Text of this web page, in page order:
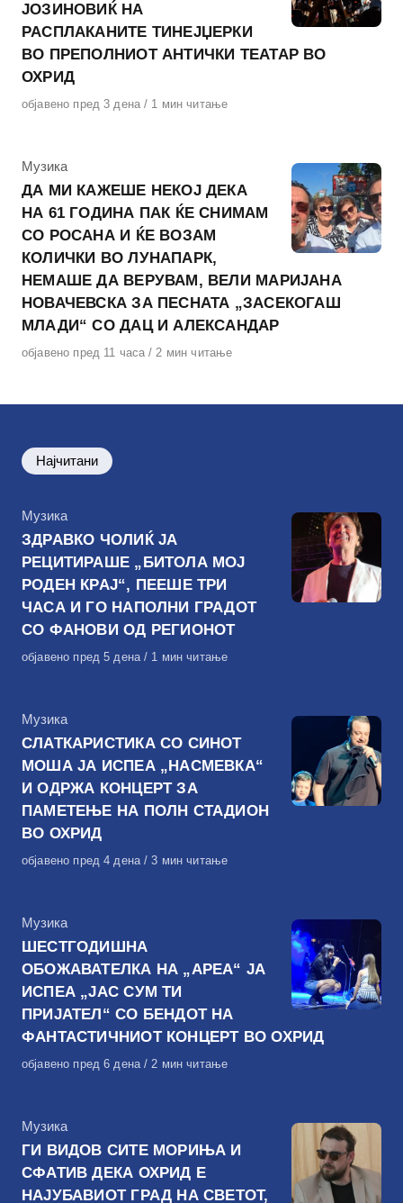
ЈОЗИНОВИЌ НА
РАСПЛАКАНИТЕ ТИНЕЈЏЕРКИ
ВО ПРЕПОЛНИОТ АНТИЧКИ ТЕАТАР ВО
ОХРИД
Објавено
објавено пред 3 дена 1 мин читање
КАтегорија
Музика
ДА МИ КАЖЕШЕ НЕКОЈ ДЕКА
НА 61 ГОДИНА ПАК ЌЕ СНИМАМ
СО РОСАНА И ЌЕ ВОЗАМ
КОЛИЧКИ ВО ЛУНАПАРК,
НЕМАШЕ ДА ВЕРУВАМ, ВЕЛИ МАРИЈАНА
НОВАЧЕВСКА ЗА ПЕСНАТА „ЗАСЕКОГАШ
МЛАДИ“ СО ДАЦ И АЛЕКСАНДАР
Објавено
објавено пред 11 часа 2 мин читање
Најчитани
КАтегорија
Музика
ЗДРАВКО ЧОЛИЌ ЈА
РЕЦИТИРАШЕ „БИТОЛА МОЈ
РОДЕН КРАЈ“, ПЕЕШЕ ТРИ
ЧАСА И ГО НАПОЛНИ ГРАДОТ
СО ФАНОВИ ОД РЕГИОНОТ
Објавено
објавено пред 5 дена 1 мин читање
КАтегорија
Музика
СЛАТКАРИСТИКА СО СИНОТ
МОША ЈА ИСПЕА „НАСМЕВКА“
И ОДРЖА КОНЦЕРТ ЗА
ПАМЕТЕЊЕ НА ПОЛН СТАДИОН
ВО ОХРИД
Објавено
објавено пред 4 дена 3 мин читање
КАтегорија
Музика
ШЕСТГОДИШНА
ОБОЖАВАТЕЛКА НА „АРЕА“ ЈА
ИСПЕА „ЈАС СУМ ТИ
ПРИЈАТЕЛ“ СО БЕНДОТ НА
ФАНТАСТИЧНИОТ КОНЦЕРТ ВО ОХРИД
Објавено
објавено пред 6 дена 2 мин читање
КАтегорија
Музика
ГИ ВИДОВ СИТЕ МОРИЊА И
СФАТИВ ДЕКА ОХРИД Е
НАЈУБАВИОТ ГРАД НА СВЕТОТ,